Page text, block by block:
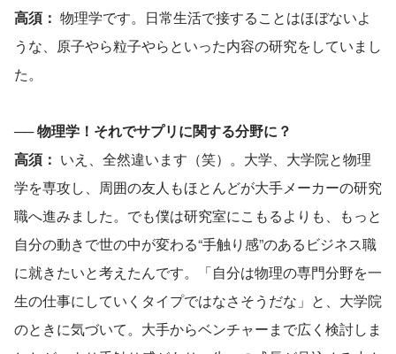
高須： 物理学です。日常生活で接することはほぼないよ
うな、原子やら粒子やらといった内容の研究をしていまし
た。
── 物理学！それでサプリに関する分野に？
高須： いえ、全然違います（笑）。大学、大学院と物理
学を専攻し、周囲の友人もほとんどが大手メーカーの研究
職へ進みました。でも僕は研究室にこもるよりも、もっと
自分の動きで世の中が変わる“手触り感”のあるビジネス職
に就きたいと考えたんです。「自分は物理の専門分野を一
生の仕事にしていくタイプではなさそうだな」と、大学院
のときに気づいて。大手からベンチャーまで広く検討しま